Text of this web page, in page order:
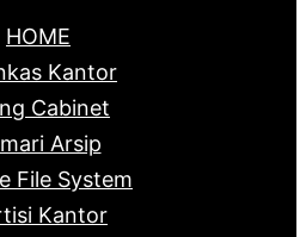
HOME
Kantor
Cabinet
Arsip
File System
Kantor